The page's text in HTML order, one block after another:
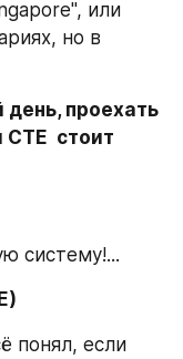
или
но в
день, проехать
стоит
систему!...
понял, если